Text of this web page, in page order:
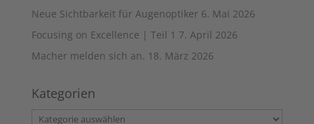
Neue Sichtbarkeit für Augenoptiker 6. Mai 2026
Focusing on Excellence | Teil 1 7. April 2026
Macher melden sich an. 18. März 2026
Kategorien
Kategorien